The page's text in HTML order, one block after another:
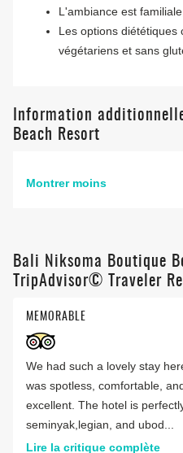
L'ambiance est
Les options diététiques
végétariens et sans
Information
Beach Resort
Montrer moins
Bali Niksoma Boutique
TripAdvisor© Traveler
MEMORABLE
We had such a lovely stay
was spotless, comfortable,
excellent. The hotel is
seminyak,legian, and ubod...
Lire la critique complète